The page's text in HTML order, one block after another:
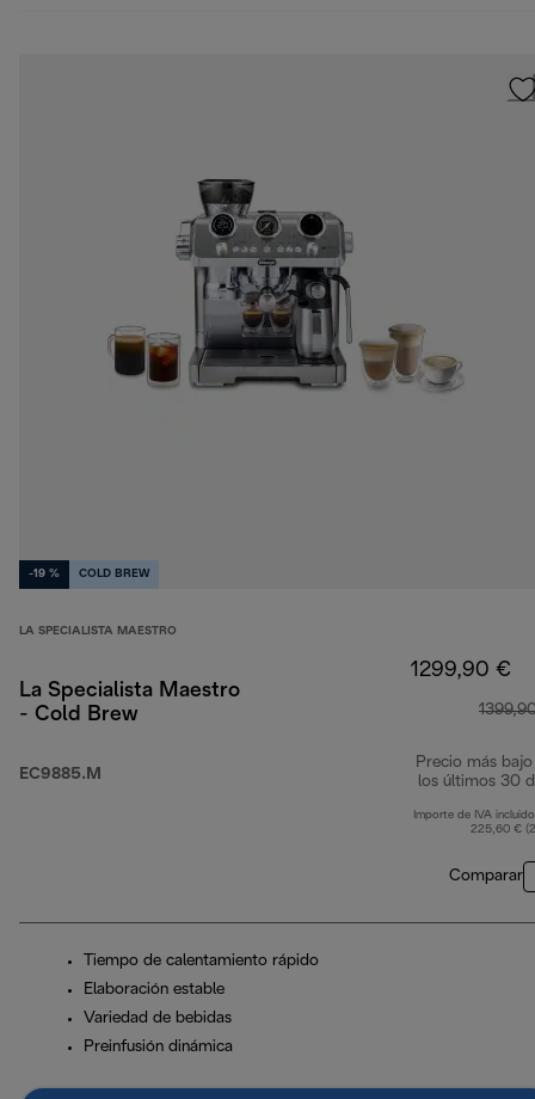
-19 % COLD BREW
LA SPECIALISTA MAESTRO
La Specialista Maestro
- Cold Brew
EC9885.M
1299,90 €
Precio más bajo
los últimos 30
Importe de IVA
225,60 €
Comparar
Tiempo de calentamiento rápido
Elaboración estable
Variedad de bebidas
Preinfusión dinámica